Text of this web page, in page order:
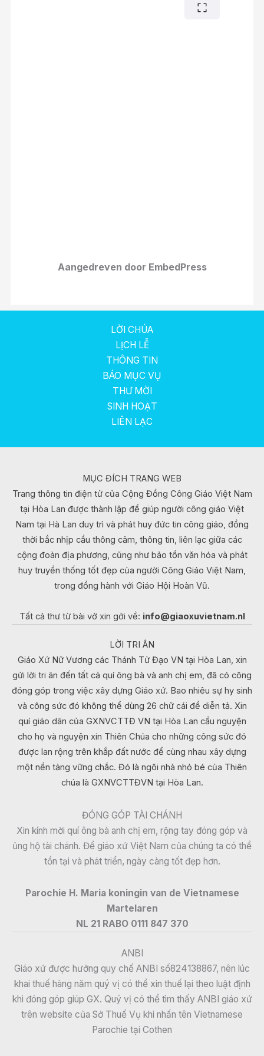
Aangedreven door EmbedPress
LỜI CHÚA
LỊCH LỄ
THÔNG TIN
BÁO MỤC VỤ
THƯ MỜI
SINH HOẠT
LIÊN LẠC
MỤC ĐÍCH TRANG WEB
Trang thông tin điện tử của Cộng Đồng Công Giáo Việt Nam
tại Hòa Lan được thành lập để giúp người công giáo Việt
Nam tại Hà Lan duy trì và phát huy đức tin công giáo, đồng
thời bắc nhịp cầu thông cảm, thông tin, liên lạc giữa các
cộng đoàn địa phương, cũng như bảo tồn văn hóa và phát
huy truyền thống tốt đẹp của người Công Giáo Việt Nam,
trong đồng hành với Giáo Hội Hoàn Vũ.
Tất cả thư từ bài vở xin gởi về: info@giaoxuvietnam.nl
LỜI TRI ÂN
Giáo Xứ Nữ Vương các Thánh Tử Đạo VN tại Hòa Lan, xin
gửi lời tri ân đến tất cả quí ông bà và anh chị em, đã có công
đóng góp trong việc xây dựng Giáo xứ. Bao nhiêu sự hy sinh
và công sức đó không thể dùng 26 chữ cái để diễn tả. Xin
quí giáo dân của GXNVCTTĐ VN tại Hòa Lan cầu nguyện
cho họ và nguyện xin Thiên Chúa cho những công sức đó
được lan rộng trên khắp đất nước để cùng nhau xây dựng
một nền tảng vững chắc. Đó là ngôi nhà nhỏ bé của Thiên
chúa là GXNVCTTĐVN tại Hòa Lan.
ĐÓNG GÓP TÀI CHÁNH
Xin kính mời quí ông bà anh chị em, rộng tay đóng góp và
ủng hộ tài chánh. Để giáo xứ Việt Nam của chúng ta có thể
tồn tại và phát triển, ngày càng tốt đẹp hơn.
Parochie H. Maria koningin van de Vietnamese
Martelaren
NL 21 RABO 0111 847 370
ANBI
Giáo xứ được hưởng quy chế ANBI số824138867, nên lúc
khai thuế hàng năm quý vị có thể xin thuế lại theo luật định
khi đóng góp giúp GX. Quý vị có thể tìm thấy ANBI giáo xứ
trên website của Sở Thuế Vụ khi nhấn tên Vietnamese
Parochie tại Cothen